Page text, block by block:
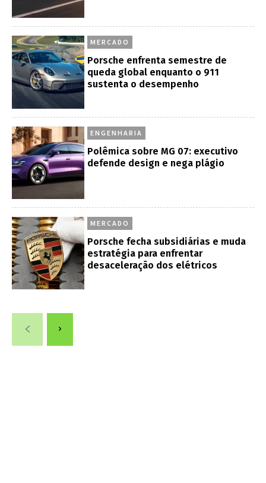
MERCADO
Porsche enfrenta semestre de
queda global enquanto o 911
sustenta o desempenho
ENGENHARIA
Polêmica sobre MG 07: executivo
defende design e nega plágio
MERCADO
Porsche fecha subsidiárias e muda
estratégia para enfrentar
desaceleração dos elétricos